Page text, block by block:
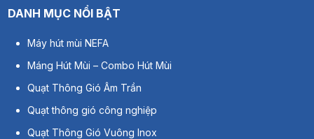
DANH MỤC NỔI BẬT
Máy hút mùi NEFA
Máng Hút Mùi – Combo Hút Mùi
Quạt Thông Gió Âm Trần
Quạt thông gió công nghiệp
Quạt Thông Gió Vuông Inox